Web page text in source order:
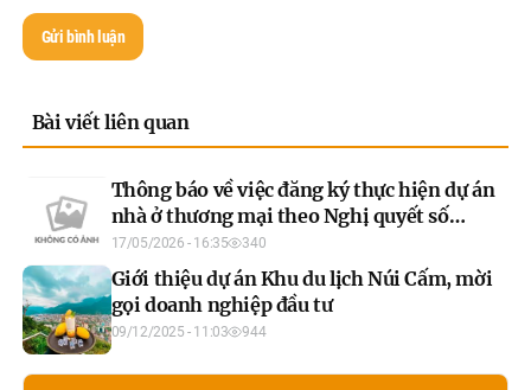
Gửi bình luận
Bài viết liên quan
Thông báo về việc đăng ký thực hiện dự án
nhà ở thương mại theo Nghị quyết số
171/2024/QH15 của Quốc hội về thí điểm
thực hiện dự án nhà ở thương mại thông
qua thỏa thuận về nhận quyền sử dụng đất
hoặc đang có quyền sử dụng đất
17/05/2026 - 16:35 340
Giới thiệu dự án Khu du lịch Núi Cấm, mời
gọi doanh nghiệp đầu tư
09/12/2025 - 11:03 944